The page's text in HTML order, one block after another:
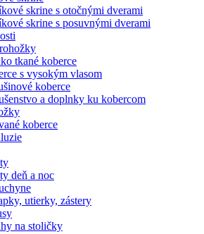
skrine s otočnými dverami
skrine s posuvnými dverami
tkané koberce
s vysokým vlasom
koberce
a doplnky ku kobercom
koberce
deň a noc
utierky, zástery
na stoličky